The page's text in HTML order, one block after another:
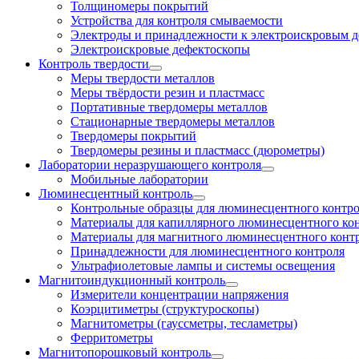
Толщиномеры покрытий
Устройства для контроля смываемости
Электроды и принадлежности к электроискровым
Электроискровые дефектоскопы
Контроль твердости
Меры твердости металлов
Меры твёрдости резин и пластмасс
Портативные твердомеры металлов
Стационарные твердомеры металлов
Твердомеры покрытий
Твердомеры резины и пластмасс (дюрометры)
Лаборатории неразрушающего контроля
Мобильные лаборатории
Люминесцентный контроль
Контрольные образцы для люминесцентного
Материалы для капиллярного люминесцентного
Материалы для магнитного люминесцентного
Принадлежности для люминесцентного контроля
Ультрафиолетовые лампы и системы освещения
Магнитоиндукционный контроль
Измерители концентрации напряжения
Коэрцитиметры (структуроскопы)
Магнитометры (гауссметры, тесламетры)
Ферритометры
Магнитопорошковый контроль